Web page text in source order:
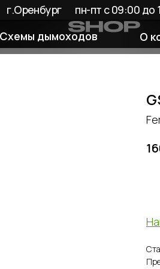
О компании
дымоходов
пн-пт с 09:00 до 18:00 сб-